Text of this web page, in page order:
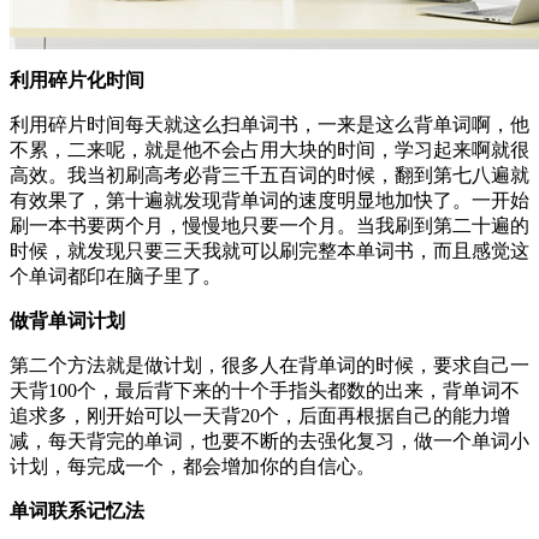
利用碎片化时间
利用碎片时间每天就这么扫单词书，一来是这么背单词啊，他
不累，二来呢，就是他不会占用大块的时间，学习起来啊就很
高效。我当初刷高考必背三千五百词的时候，翻到第七八遍就
有效果了，第十遍就发现背单词的速度明显地加快了。一开始
刷一本书要两个月，慢慢地只要一个月。当我刷到第二十遍的
时候，就发现只要三天我就可以刷完整本单词书，而且感觉这
个单词都印在脑子里了。
做背单词计划
第二个方法就是做计划，很多人在背单词的时候，要求自己一
天背100个，最后背下来的十个手指头都数的出来，背单词不
追求多，刚开始可以一天背20个，后面再根据自己的能力增
减，每天背完的单词，也要不断的去强化复习，做一个单词小
计划，每完成一个，都会增加你的自信心。
单词联系记忆法